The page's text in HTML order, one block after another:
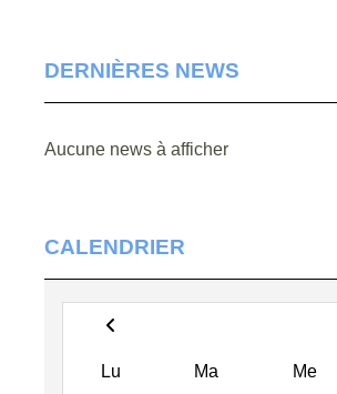
DERNIÈRES NEWS
Aucune news à afficher
CALENDRIER
Lu Ma Me